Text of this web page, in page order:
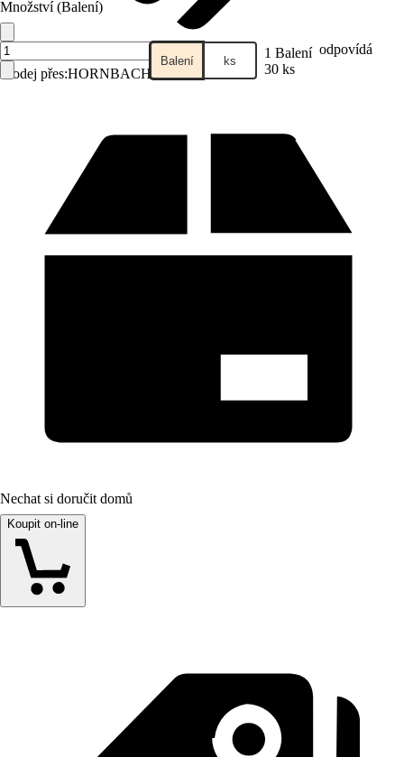
Prodej přes:HORNBACH
Množství (Balení)
Balení ks 1 Balení odpovídá
30 ks
Nechat si doručit domů
Koupit on-line